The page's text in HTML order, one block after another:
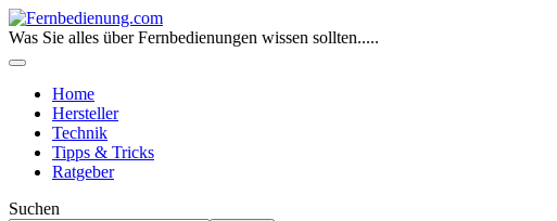
Was Sie alles über Fernbedienungen wissen sollten.....
Home
Hersteller
Technik
Tipps & Tricks
Ratgeber
Suchen